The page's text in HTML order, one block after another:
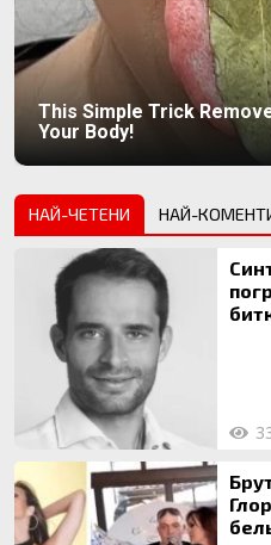
This Simple Trick
Your Body!
НАЙ-ЧЕТЕНИ НАЙ-